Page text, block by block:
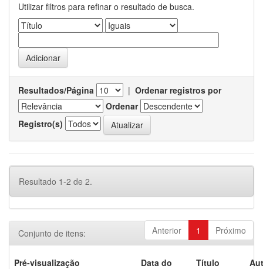
Utilizar filtros para refinar o resultado de busca.
Resultados/Página | Ordenar registros por
Ordenar
Registro(s)
Resultado 1-2 de 2.
Anterior 1 Próximo
Conjunto de itens:
Pré-visualização
Data do
Título